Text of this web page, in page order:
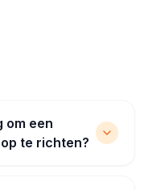
om een
te richten?